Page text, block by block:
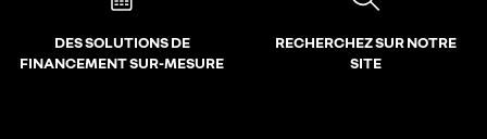
DES SOLUTIONS DE
FINANCEMENT SUR-MESURE
RECHERCHEZ SUR NOTRE
SITE